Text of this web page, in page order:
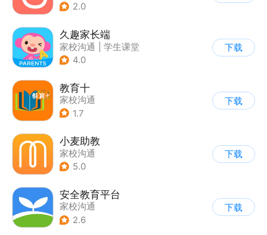
2.0
久趣家长端
家校沟通
学生课堂
4.0
下载
教育十
家校沟通
1.7
下载
小麦助教
家校沟通
5.0
下载
安全教育平台
家校沟通
2.6
下载